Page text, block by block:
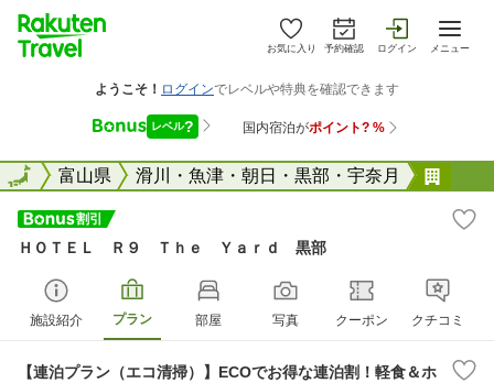
お気に入り 予約確認 ログイン メニュー
全国富山県 滑川・魚津・朝日・黒部・宇奈月
全国
ＨＯＴＥＬ Ｒ９ Ｔｈｅ Ｙａｒｄ 黒部
施設紹介 プラン 部屋 写真 クーポン クチコミ
【連泊プラン（エコ清掃）】ECOでお得な連泊割！軽食＆ホ